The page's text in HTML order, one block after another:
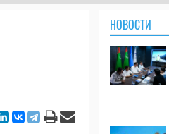
НОВОСТИ